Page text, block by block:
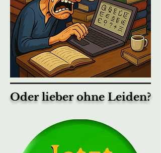
Oder lieber ohne Leiden?